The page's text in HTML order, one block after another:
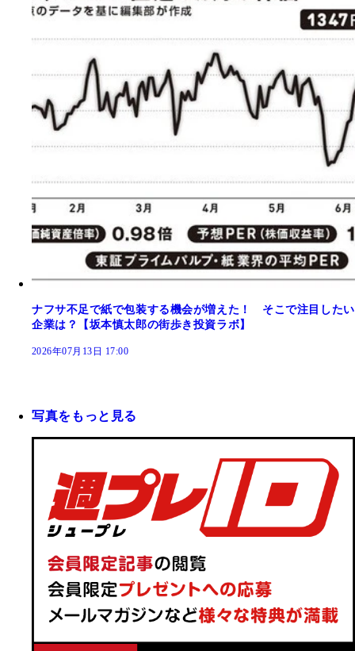
ナフサ不足で紙で包装する機会が増えた！ そこで注目したい
企業は？【坂本慎太郎の街歩き投資ラボ】
2026年07月13日 17:00
写真をもっと見る